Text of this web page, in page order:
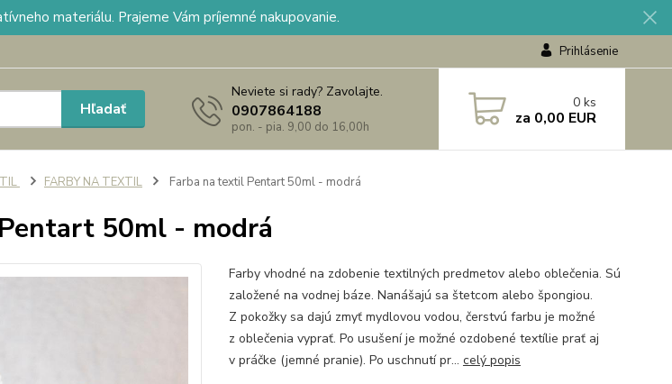
materiálu. Prajeme Vám príjemné nakupovanie.
Prihlásenie
Hľadať
Neviete si rady? Zavolajte.
0907864188
pon. - pia. 9,00 do 16,00h
0 ks
za 0,00 EUR
FARBY NA TEXTIL Farba na textil Pentart 50ml - modrá
50ml - modrá
Farby vhodné na zdobenie textilných predmetov alebo oblečenia. Sú
založené na vodnej báze. Nanášajú sa štetcom alebo špongiou.
Z pokožky sa dajú zmyť mydlovou vodou, čerstvú farbu je možné
z oblečenia vyprať. Po usušení je možné ozdobené textílie prať aj
v práčke (jemné pranie). Po uschnutí pr... celý popis